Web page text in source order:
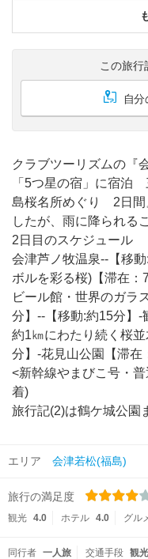
この旅行
自
クラブツーリズムの『
「5つ星の宿」に宿
島桜名所めぐり 2日間
したが、雨に降られる
2日目のスケジュール
会津芦ノ牧温泉--【移
ボルを彩る桜)【滞在
ビール館・世界のガラ
分】--【移動:約15分】-
約1㎞にわたり続く桜
分】-花見山公園【滞在
<新幹線やまびこ号・
着)
旅行記(2)は鶴ケ城公園
エリア 会津若松(福島)
旅行の満足度
観光 4.0 ホテル 4.0 グル
同行者 一人旅 交通手段 観